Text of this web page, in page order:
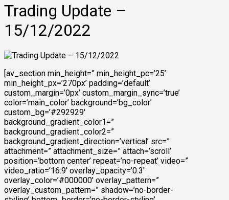
Trading Update –
15/12/2022
[av_section min_height=” min_height_pc=’25’
min_height_px=’270px’ padding=’default’
custom_margin=’0px’ custom_margin_sync=’true’
color=’main_color’ background=’bg_color’
custom_bg=’#292929′
background_gradient_color1=”
background_gradient_color2=”
background_gradient_direction=’vertical’ src=”
attachment=” attachment_size=” attach=’scroll’
position=’bottom center’ repeat=’no-repeat’ video=”
video_ratio=’16:9′ overlay_opacity=’0.3′
overlay_color=’#000000′ overlay_pattern=”
overlay_custom_pattern=” shadow=’no-border-